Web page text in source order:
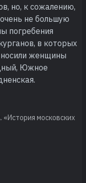
но, к сожалению,
не большую
погребения
в которых
женщины
Южное
московских